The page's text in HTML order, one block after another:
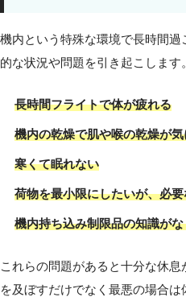
機内という特殊な環境で長時間
的な状況や問題を引き起こします。
長時間フライトで体が疲れる
機内の乾燥で肌や喉の乾燥が
寒くて眠れない
荷物を最小限にしたいが、必
機内持ち込み制限品の知識が
これらの問題があると十分な休
を及ぼすだけでなく最悪の場合